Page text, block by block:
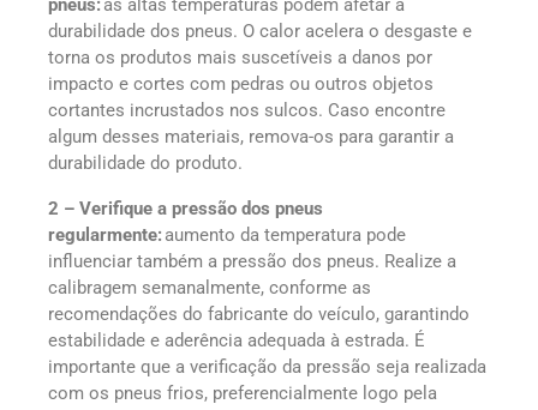
pneus: as altas temperaturas podem afetar a
durabilidade dos pneus. O calor acelera o desgaste e
torna os produtos mais suscetíveis a danos por
impacto e cortes com pedras ou outros objetos
cortantes incrustados nos sulcos. Caso encontre
algum desses materiais, remova-os para garantir a
durabilidade do produto.
2 – Verifique a pressão dos pneus
regularmente: aumento da temperatura pode
influenciar também a pressão dos pneus. Realize a
calibragem semanalmente, conforme as
recomendações do fabricante do veículo, garantindo
estabilidade e aderência adequada à estrada. É
importante que a verificação da pressão seja realizada
com os pneus frios, preferencialmente logo pela